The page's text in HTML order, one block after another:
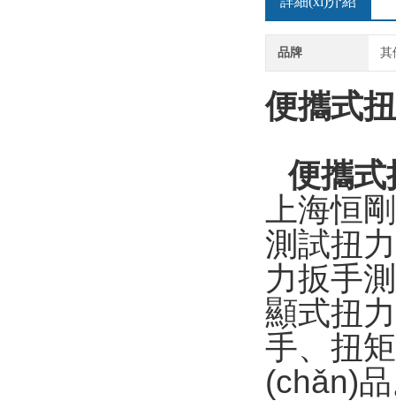
品牌 其
便攜式
便攜式
上海恒
測試扭
力扳手測
顯式扭力
手、
(chǎn)品